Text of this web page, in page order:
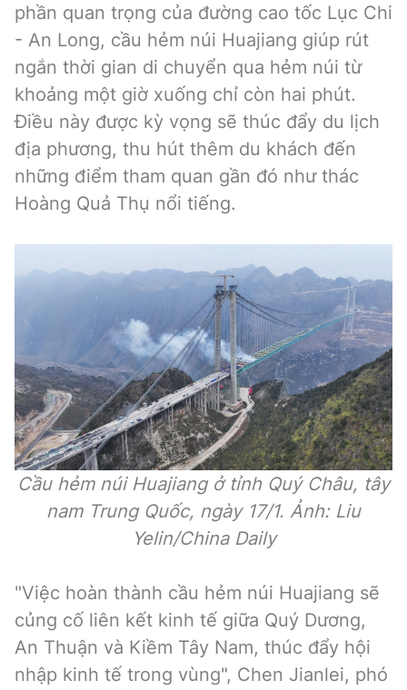
phần quan trọng của đường cao tốc Lục Chi
- An Long, cầu hẻm núi Huajiang giúp rút
ngắn thời gian di chuyển qua hẻm núi từ
khoảng một giờ xuống chỉ còn hai phút.
Điều này được kỳ vọng sẽ thúc đẩy du lịch
địa phương, thu hút thêm du khách đến
những điểm tham quan gần đó như thác
Hoàng Quả Thụ nổi tiếng.
Cầu hẻm núi Huajiang ở tỉnh Quý Châu, tây
nam Trung Quốc, ngày 17/1. Ảnh: Liu
Yelin/China Daily
"Việc hoàn thành cầu hẻm núi Huajiang sẽ
củng cố liên kết kinh tế giữa Quý Dương,
An Thuận và Kiềm Tây Nam, thúc đẩy hội
nhập kinh tế trong vùng", Chen Jianlei, phó